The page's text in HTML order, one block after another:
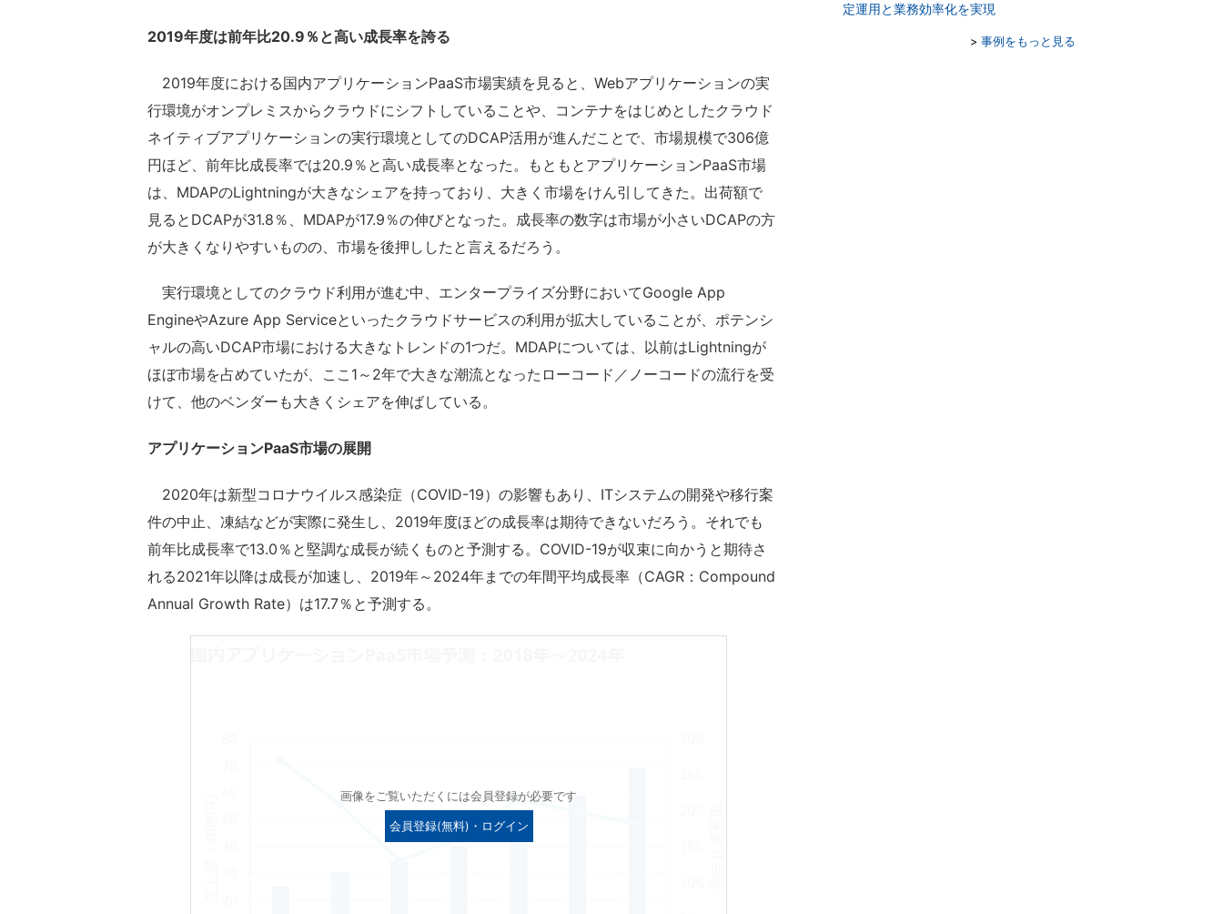
2019年度は前年比20.9％と高い成長率を誇る
2019年度における国内アプリケーションPaaS市場実績を見ると、Webアプリケーションの実
行環境がオンプレミスからクラウドにシフトしていることや、コンテナをはじめとしたクラウド
ネイティブアプリケーションの実行環境としてのDCAP活用が進んだことで、市場規模で306億
円ほど、前年比成長率では20.9％と高い成長率となった。もともとアプリケーションPaaS市場
は、MDAPのLightningが大きなシェアを持っており、大きく市場をけん引してきた。出荷額で
見るとDCAPが31.8％、MDAPが17.9％の伸びとなった。成長率の数字は市場が小さいDCAPの方
が大きくなりやすいものの、市場を後押ししたと言えるだろう。
実行環境としてのクラウド利用が進む中、エンタープライズ分野においてGoogle App
EngineやAzure App Serviceといったクラウドサービスの利用が拡大していることが、ポテンシ
ャルの高いDCAP市場における大きなトレンドの1つだ。MDAPについては、以前はLightningが
ほぼ市場を占めていたが、ここ1～2年で大きな潮流となったローコード／ノーコードの流行を受
けて、他のベンダーも大きくシェアを伸ばしている。
アプリケーションPaaS市場の展開
2020年は新型コロナウイルス感染症（COVID-19）の影響もあり、ITシステムの開発や移行案
件の中止、凍結などが実際に発生し、2019年度ほどの成長率は期待できないだろう。それでも
前年比成長率で13.0％と堅調な成長が続くものと予測する。COVID-19が収束に向かうと期待さ
れる2021年以降は成長が加速し、2019年～2024年までの年間平均成長率（CAGR：Compound
Annual Growth Rate）は17.7％と予測する。
画像をご覧いただくには会員登録が必要です
会員登録(無料)・ログイン